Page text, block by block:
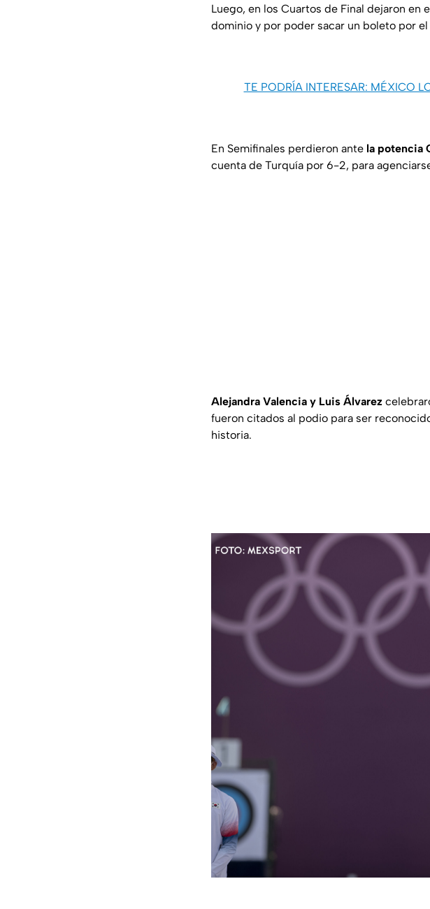
Luego, en los Cuartos de Final dejaron en
dominio y por poder sacar un boleto por
TE PODRÍA INTERESAR: MÉXICO
En Semifinales perdieron ante la potencia
cuenta de Turquía por 6-2, para
Alejandra Valencia y Luis Álvarez
fueron citados al podio para ser
historia.